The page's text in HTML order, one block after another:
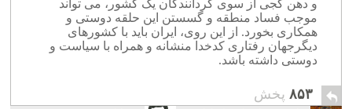
و دهن کجی از سوی گردانندگان یک کشور، می تواند
موجب فساد منطقه و گسستن این حلقه دوستی و
همکاری بخورد. از این روی، ایران باید با کشورهای
دیگرجهان رفتاری کدخدا منشانه و همراه با سیاست و
دوستی داشته باشد.
۸۵۳ پخش